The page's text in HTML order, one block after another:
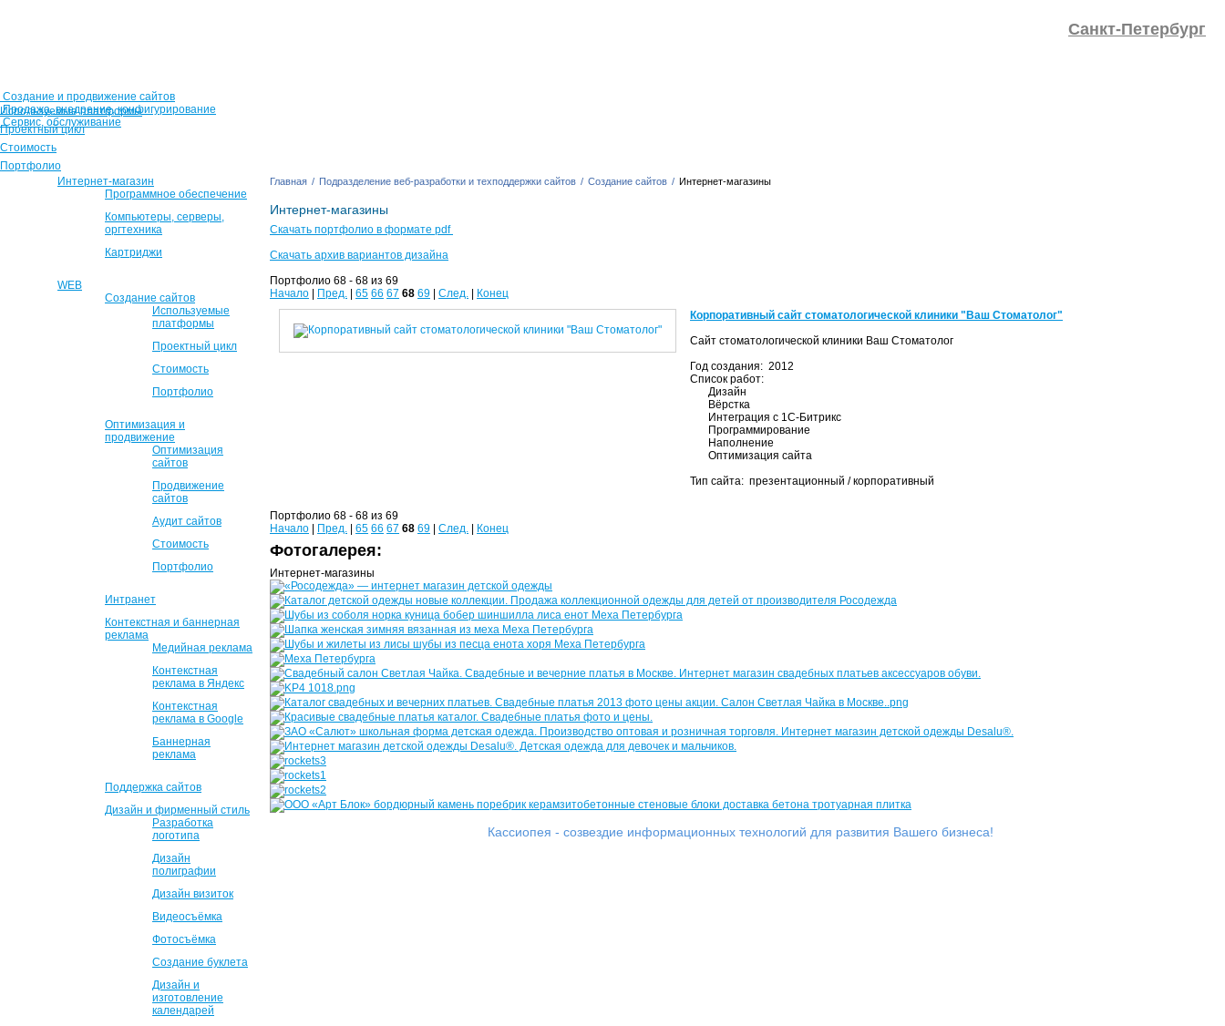
Санкт-Петербург
Создание и продвижение сайтов
Продажа, внедрение, конфигурирование
Сервис, обслуживание
Используемые платформы
Проектный цикл
Стоимость
Портфолио
Интернет-магазин
Программное обеспечение
Компьютеры, серверы,
оргтехника
Картриджи
WEB
Создание сайтов
Используемые
платформы
Проектный цикл
Стоимость
Портфолио
Оптимизация и
продвижение
Оптимизация
сайтов
Продвижение
сайтов
Аудит сайтов
Стоимость
Портфолио
Интранет
Контекстная и баннерная
реклама
Медийная реклама
Контекстная
реклама в Яндекс
Контекстная
реклама в Google
Баннерная
реклама
Поддержка сайтов
Дизайн и фирменный стиль
Разработка
логотипа
Дизайн
полиграфии
Дизайн визиток
Видеосъёмка
Фотосъёмка
Создание буклета
Дизайн и
изготовление
календарей
Главная / Подразделение веб-разработки и техподдержки сайтов / Создание сайтов / Интернет-магазины
Интернет-магазины
Скачать портфолио в формате pdf
Скачать архив вариантов дизайна
Портфолио 68 - 68 из 69
Начало
Пред. 65 66 67 68 69 След.
Конец
Корпоративный сайт стоматологической клиники "Ваш Стоматолог"
Сайт стоматологической клиники Ваш Стоматолог
Год создания: 2012
Список работ:
Дизайн
Вёрстка
Интеграция с 1С-Битрикс
Программирование
Наполнение
Оптимизация сайта
Тип сайта: презентационный / корпоративный
Портфолио 68 - 68 из 69
Начало
Пред. 65 66 67 68 69 След. Конец
Фотогалерея:
Интернет-магазины
Кассиопея - созвездие информационных технологий для развития Вашего бизнеса!